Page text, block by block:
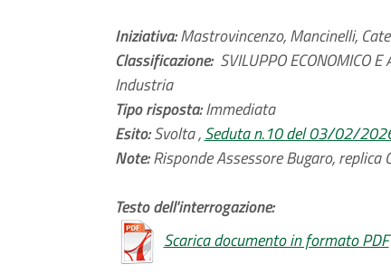
Iniziativa:Mastrovincenzo, Mancinelli,
Classificazione: SVILUPPO ECONOMICO E
Industria
Tipo risposta:Immediata
Esito:Svolta ,Seduta n.10 del 03/02/
Note:Risponde Assessore Bugaro, replica
Testo dell'interrogazione:
Scarica documento in formato PDF